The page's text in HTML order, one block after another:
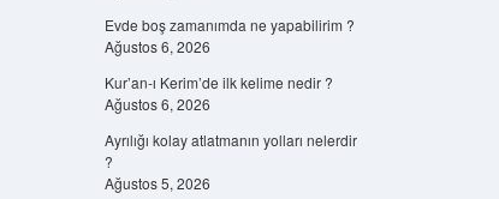
Evde boş zamanımda ne yapabilirim ?
Ağustos 6, 2026
Kur’an-ı Kerim’de ilk kelime nedir ?
Ağustos 6, 2026
Ayrılığı kolay atlatmanın yolları nelerdir
?
Ağustos 5, 2026